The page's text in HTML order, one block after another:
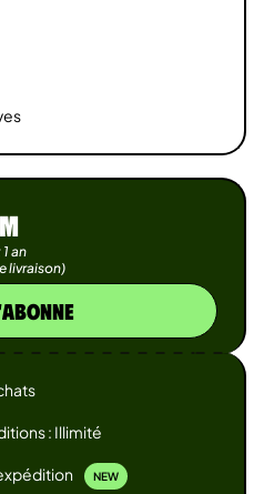
an
livraison)
: Illimité
NEW